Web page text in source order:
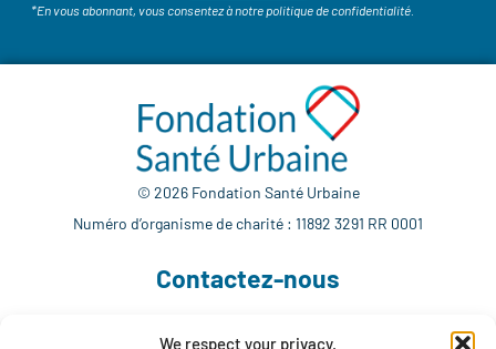
We respect your privacy.
*En vous abonnant, vous consentez à notre politique de confidentialité.
© 2026 Fondation Santé Urbaine
Numéro d’organisme de charité : 11892 3291 RR 0001
Contactez-nous